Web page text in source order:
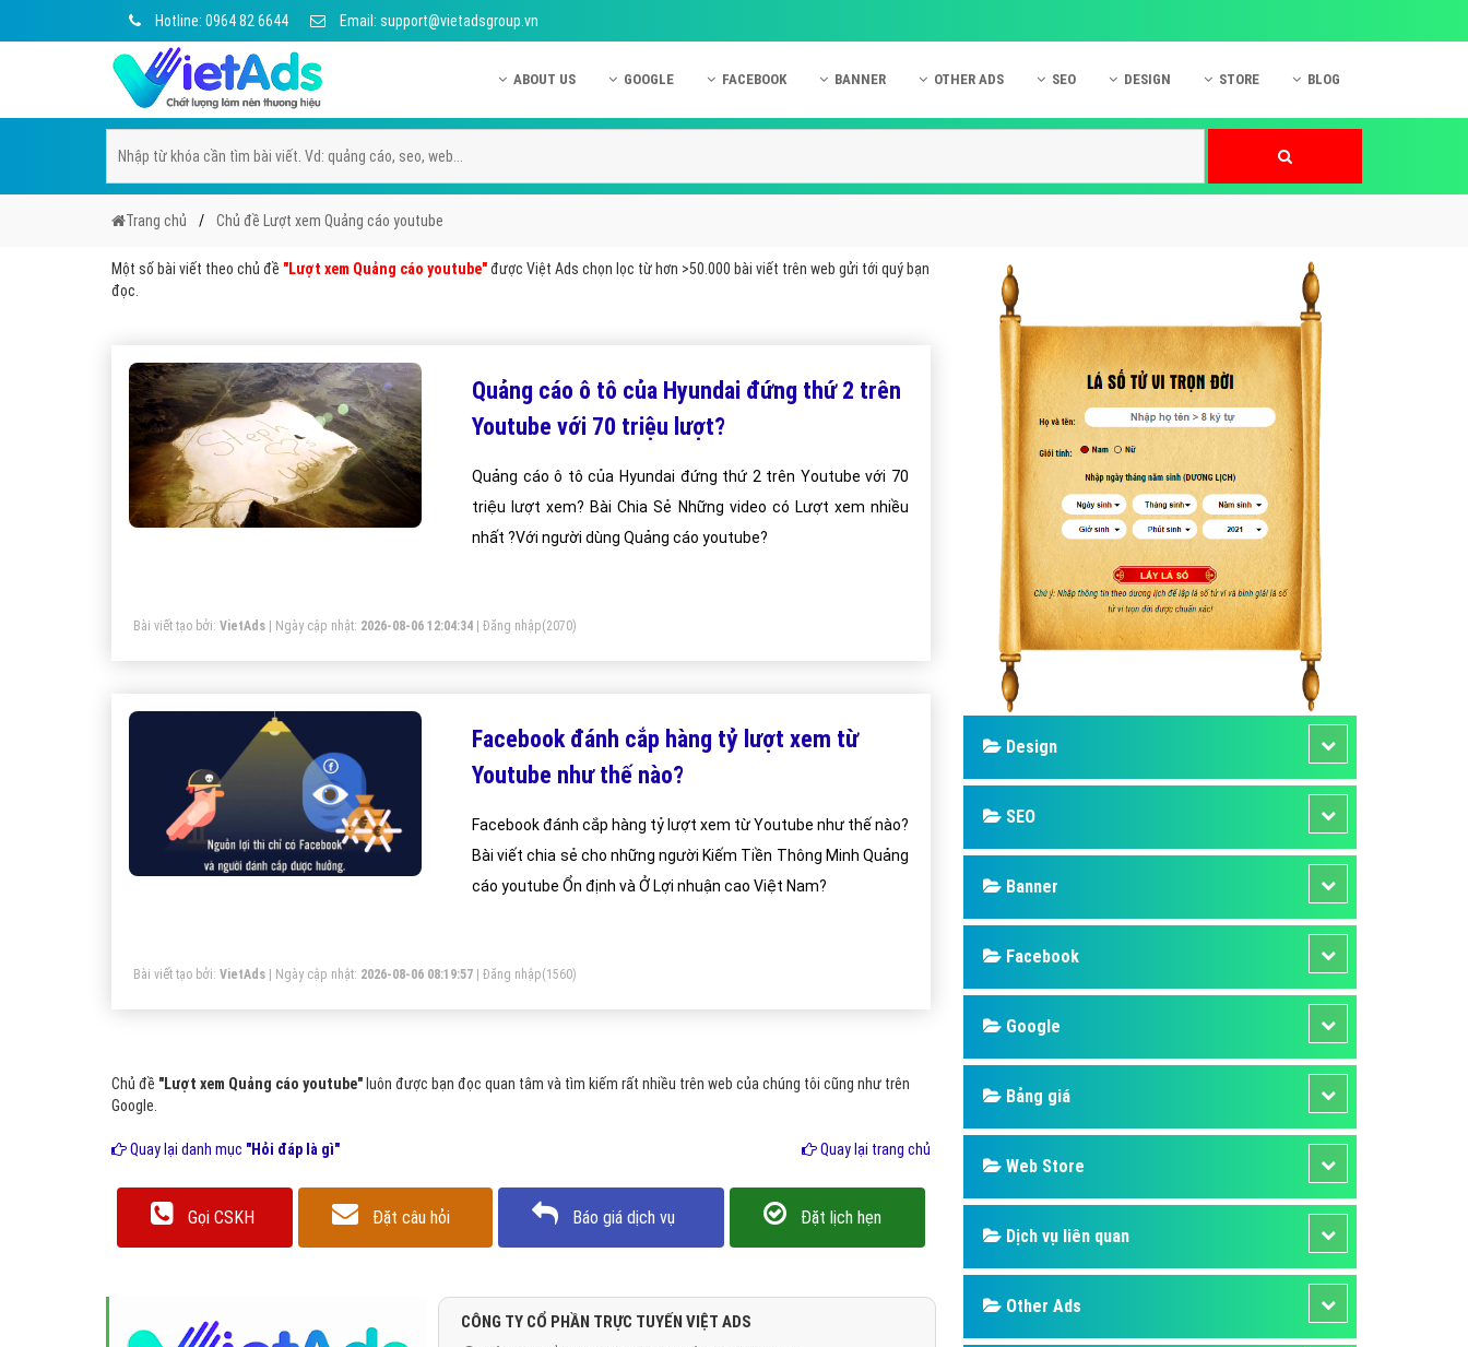
Hotline: 0964 82 6644 Email: support@vietadsgroup.vn
ABOUT US GOOGLE
Hỏi đáp Google
FACEBOOK BANNER OTHER ADS
Quảng cáo Online
Quảng cáo Skype
Quảng cáo TVC
Quảng cáo Cốc Cốc
Phần mềm ứng dụng hay
Dịch vụ Domain & Hosting
Hỏi đáp phần mềm
Hỏi đáp quảng cáo TVC
Hỏi đáp quảng cáo mobile
Hỏi đáp quảng cáo Online
Hỏi đáp quảng cáo Skype
Quảng cáo Youtube
Dịch vụ quảng cáo Youtube
Dịch vụ quảng cáo Cốc Cốc
Dịch vụ quảng cáo Tiktok
Dịch vụ quảng cáo Zalo
Định nghĩa
Nghĩa là gì
Phần mềm ứng dụng hay
SEO DESIGN
Hỏi đáp Website
STORE BLOG
Trang chủ Chủ đề Lượt xem Quảng cáo youtube
Một số bài viết theo chủ đề "Lượt xem Quảng cáo youtube"được Việt Ads chọn lọc từ hơn >50.000 bài viết trên web gửi tới quý bạn
đọc.
Quảng cáo ô tô của Hyundai đứng thứ 2 trên
Youtube với 70 triệu lượt?
Quảng cáo ô tô của Hyundai đứng thứ 2 trên Youtube với 70
triệu lượt xem? Bài Chia Sẻ Những video có Lượt xem nhiều
nhất ?Với người dùng Quảng cáo youtube?
Bài viết tạo bởi: VietAds | Ngày cập nhật: 2026-08-06 12:04:34 Đăng nhập(2070)
Facebook đánh cắp hàng tỷ lượt xem từ
Youtube như thế nào?
Facebook đánh cắp hàng tỷ lượt xem từ Youtube như thế nào?
Bài viết chia sẻ cho những người Kiếm Tiền Thông Minh Quảng
cáo youtube Ổn định và Ở Lợi nhuận cao Việt Nam?
Bài viết tạo bởi: VietAds | Ngày cập nhật: 2026-08-06 08:19:57 Đăng nhập(1560)
Chủ đề "Lượt xem Quảng cáo youtube" luôn được bạn đọc quan tâm và tìm kiếm rất nhiều trên web của chúng tôi cũng như trên
Google.
Quay lại danh mục "Hỏi đáp là gì" Quay lại trang chủ
Gọi CSKH Đặt câu hỏi Báo giá dịch vụ Đặt lịch hẹn
CÔNG TY CỔ PHẦN TRỰC TUYẾN VIỆT ADS
Design
SEO
Banner
Facebook
Google
Bảng giá
Web Store
Dịch vụ liên quan
Other Ads